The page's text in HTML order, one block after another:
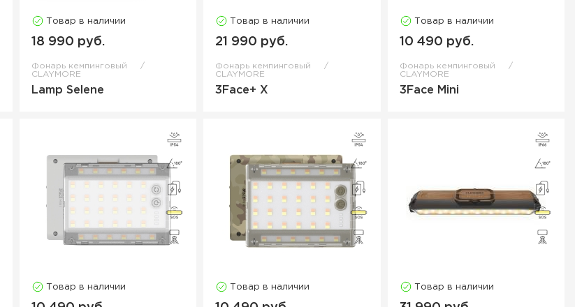
Товар в наличии
18 990 руб.
Фонарь кемпинговый
CLAYMORE
Lamp Selene
Товар в наличии
21 990 руб.
Фонарь кемпинговый
CLAYMORE
3Face+ X
Товар в наличии
10 490 руб.
Фонарь кемпинговый
CLAYMORE
3Face Mini
Товар в наличии Товар в наличии Товар в наличии